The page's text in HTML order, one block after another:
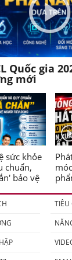
Quốc gia
mới
sức khỏe
chuẩn,
bảo vệ
TIÊU